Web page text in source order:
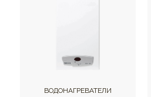
ВОДОНАГРЕВАТЕЛИ